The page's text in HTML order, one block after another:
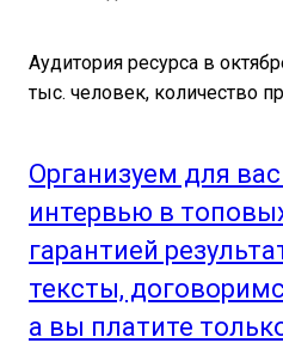
Аудитория ресурса в
тыс. человек, количество
Организуем для
интервью в
гарантией
тексты,
а вы платите